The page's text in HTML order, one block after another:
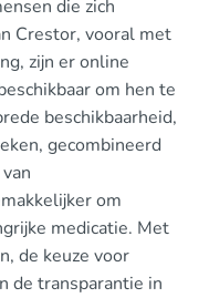
die zich
Crestor, vooral met
zijn er online
om hen te
beschikbaarheid,
gecombineerd
om
medicatie. Met
de keuze voor
de transparantie in